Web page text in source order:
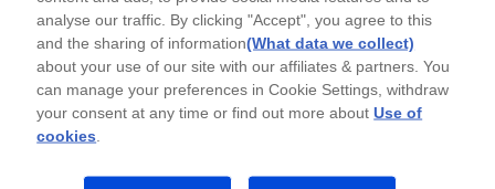
Ideální pro oslavy ve třídě, večírky nebo darování
Šetrné k rozpočtu a bez nepořádku - šablonu můžete
analyse our traffic. By clicking "Accept", you agree to this
and the sharing of information(What data we collect)
about your use of our site with our affiliates & partners. You
can manage your preferences in Cookie Settings, withdraw
your consent at any time or find out more aboutUse of
cookies